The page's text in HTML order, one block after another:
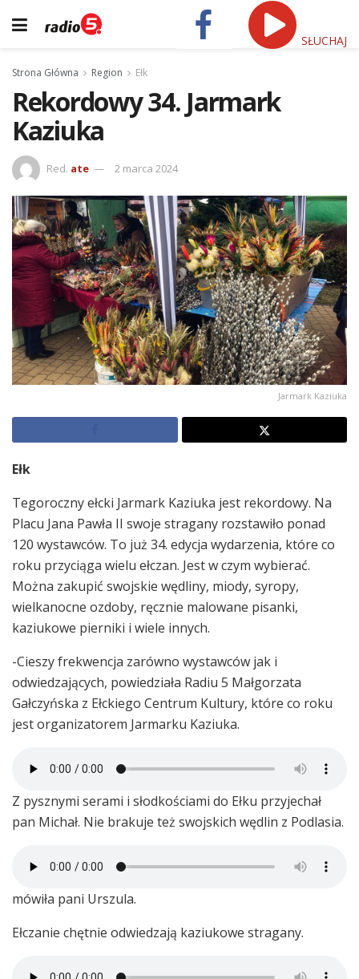
SŁUCHAJ
Strona Główna Region Ełk
Rekordowy 34. Jarmark
Kaziuka
Red. ate 2 marca 2024
Jarmark Kaziuka
Ełk
Tegoroczny ełcki Jarmark Kaziuka jest rekordowy. Na
Placu Jana Pawła II swoje stragany rozstawiło ponad
120 wystawców. To już 34. edycja wydarzenia, które co
roku przyciąga wielu ełczan. Jest w czym wybierać.
Można zakupić swojskie wędliny, miody, syropy,
wielkanocne ozdoby, ręcznie malowane pisanki,
kaziukowe pierniki i wiele innych.
-Cieszy frekwencja zarówno wystawców jak i
odwiedzających, powiedziała Radiu 5 Małgorzata
Gałczyńska z Ełckiego Centrum Kultury, które co roku
jest organizatorem Jarmarku Kaziuka.
Z pysznymi serami i słodkościami do Ełku przyjechał
pan Michał. Nie brakuje też swojskich wędlin z Podlasia.
mówiła pani Urszula.
Ełczanie chętnie odwiedzają kaziukowe stragany.